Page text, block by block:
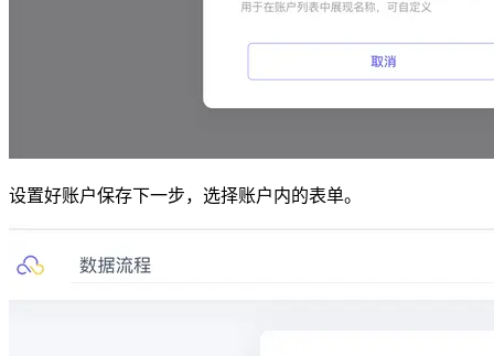
设置好账户保存下一步，选择账户内的表单。